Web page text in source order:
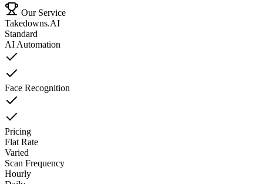
Our Service
Takedowns.AI
Standard
AI Automation
Face Recognition
Pricing
Flat Rate
Varied
Scan Frequency
Hourly